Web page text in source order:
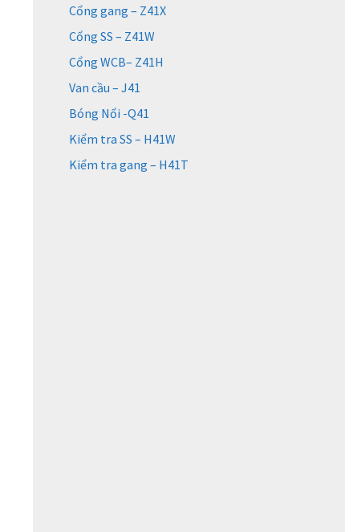
Cổng gang – Z41X
Cổng SS – Z41W
Cổng WCB– Z41H
Van cầu – J41
Bóng Nổi -Q41
Kiểm tra SS – H41W
Kiểm tra gang – H41T